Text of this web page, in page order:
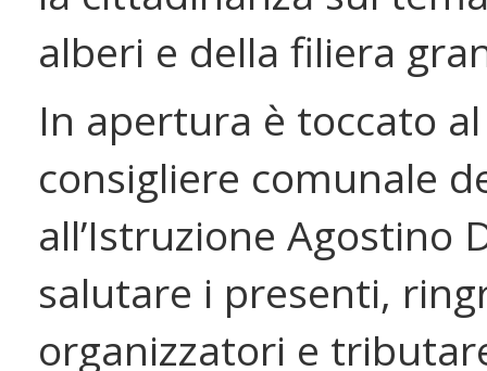
alberi e della filiera
In apertura è toccato al
consigliere comunale
all’Istruzione Agostino
salutare i presenti,
organizzatori e